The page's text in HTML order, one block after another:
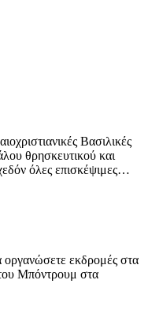
Βασιλικές
θρησκευτικού και
όλες επισκέψιμες…
εκδρομές στα
Μπόντρουμ στα